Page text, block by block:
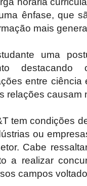
ênfase, que
mais
uma
entre
relações causam
tem condições
ou
Cabe
a realizar
campos